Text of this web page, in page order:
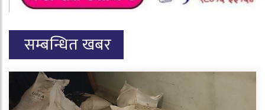
सम्बन्धित खबर